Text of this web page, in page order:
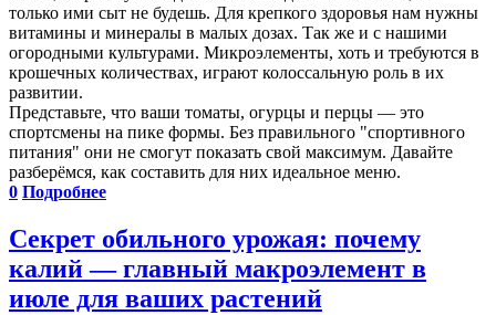
только ими сыт не будешь. Для крепкого здоровья нам нужны
витамины и минералы в малых дозах. Так же и с нашими
огородными культурами. Микроэлементы, хоть и требуются в
крошечных количествах, играют колоссальную роль в их
развитии.
Представьте, что ваши томаты, огурцы и перцы — это
спортсмены на пике формы. Без правильного "спортивного
питания" они не смогут показать свой максимум. Давайте
разберёмся, как составить для них идеальное меню.
0 Подробнее
Секрет обильного урожая: почему
калий — главный макроэлемент в
июле для ваших растений